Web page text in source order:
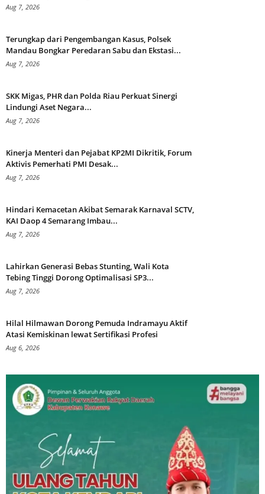
Aug 7, 2026
Terungkap dari Pengembangan Kasus, Polsek
Mandau Bongkar Peredaran Sabu dan Ekstasi...
Aug 7, 2026
SKK Migas, PHR dan Polda Riau Perkuat Sinergi
Lindungi Aset Negara...
Aug 7, 2026
Kinerja Menteri dan Pejabat KP2MI Dikritik, Forum
Aktivis Pemerhati PMI Desak...
Aug 7, 2026
Hindari Kemacetan Akibat Semarak Karnaval SCTV,
KAI Daop 4 Semarang Imbau...
Aug 7, 2026
Lahirkan Generasi Bebas Stunting, Wali Kota
Tebing Tinggi Dorong Optimalisasi SP3...
Aug 7, 2026
Hilal Hilmawan Dorong Pemuda Indramayu Aktif
Atasi Kemiskinan lewat Sertifikasi Profesi
Aug 6, 2026